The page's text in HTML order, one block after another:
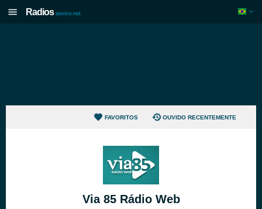
Radios aovivo.net
FAVORITOS OUVIDO RECENTEMENTE
Via 85 Rádio Web